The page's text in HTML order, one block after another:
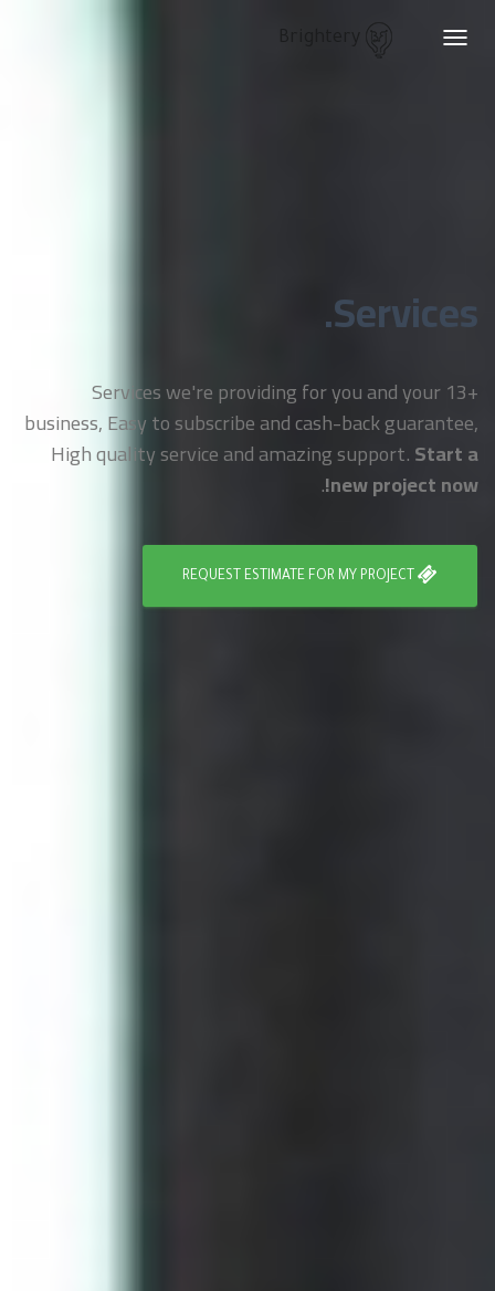
Toggle
Services.
+13 Services we're providing for you and your
business, Easy to subscribe and cash-back guarantee,
High quality service and amazing support.Start a
new project now!
.